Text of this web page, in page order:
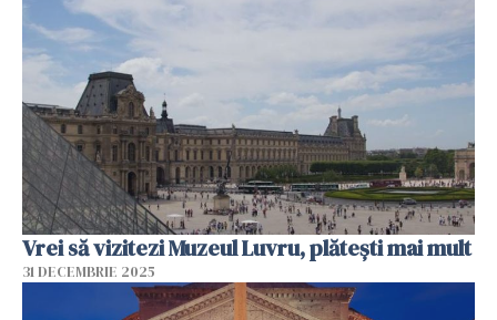
Vrei să vizitezi Muzeul Luvru, plătești mai mult
31 DECEMBRIE 2025